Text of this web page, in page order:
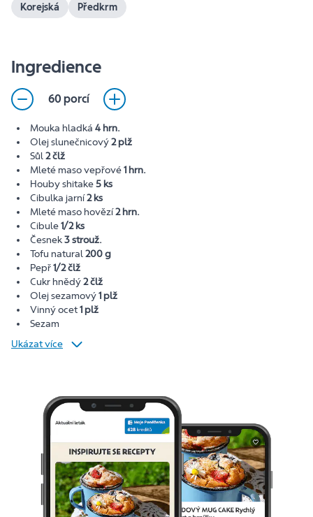
Korejská Předkrm
Ingredience
60 porcí
Mouka hladká 4 hrn.
Olej slunečnicový2 plž
Sůl2 člž
Mleté maso vepřové1 hrn.
Houby shitake5 ks
Cibulka jarní2 ks
Mleté maso hovězí2 hrn.
Cibule1/2 ks
Česnek3 strouž.
Tofu natural200 g
Pepř1/2 člž
Cukr hnědý2 člž
Olej sezamový1 plž
Vinný ocet1 plž
Sezam
Ukázat více